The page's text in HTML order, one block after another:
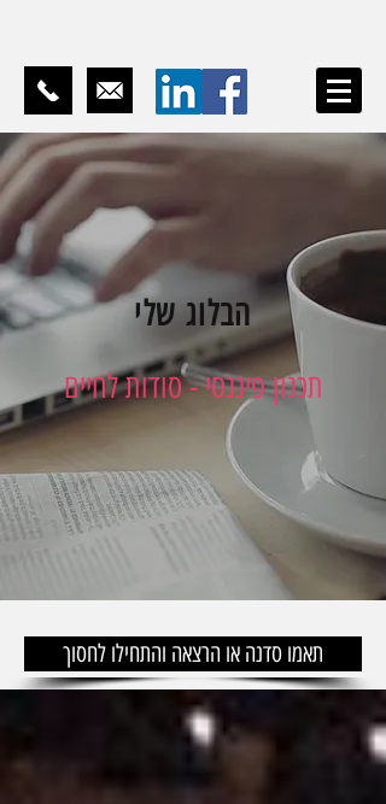
הבלוג שלי
תכנון פיננסי - סודות לחיים
תאמו סדנה או הרצאה והתחילו לחסוך